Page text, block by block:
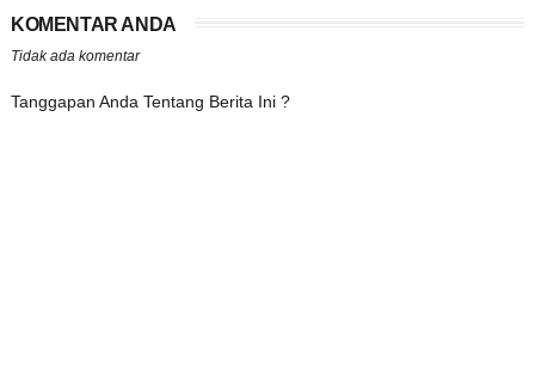
KOMENTAR ANDA
Tidak ada komentar
Tanggapan Anda Tentang Berita Ini ?